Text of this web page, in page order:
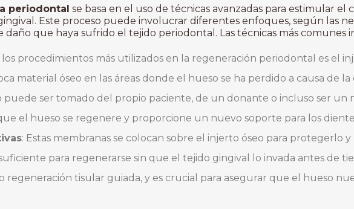
periodontal se basa en el uso de técnicas avanzadas para estimular el
Este proceso puede involucrar diferentes enfoques, según las
daño que haya sufrido el tejido periodontal. Las técnicas más comunes
los procedimientos más utilizados en la regeneración periodontal es el
material óseo en las áreas donde el hueso se ha perdido a causa de
ser tomado del propio paciente, de un donante o incluso ser un
el hueso se regenere y proporcione un nuevo soporte para los
: Estas membranas se colocan sobre el injerto óseo para protegerlo
para regenerarse sin que el tejido gingival lo invada antes de
regeneración tisular guiada, y es crucial para asegurar que el hueso